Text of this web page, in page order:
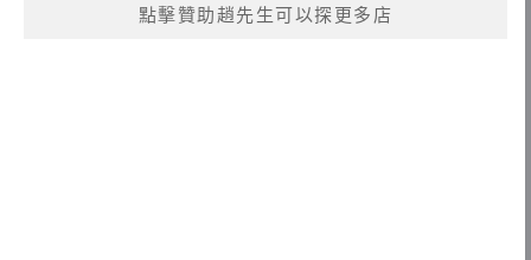
點擊贊助趙先生可以探更多店